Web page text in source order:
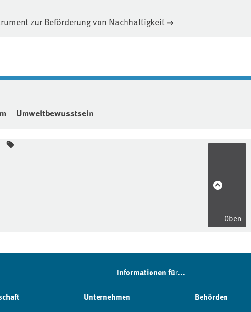
zur Beförderung von Nachhaltigkeit
Umweltbewusstsein
Oben
Informationen für...
Unternehmen Behörden